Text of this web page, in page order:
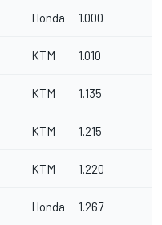
Honda 1.000
KTM 1.010
KTM 1.135
KTM 1.215
KTM 1.220
Honda 1.267